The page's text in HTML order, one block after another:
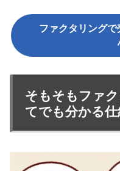
ファクタリングで
そもそもファ
てでも分かる